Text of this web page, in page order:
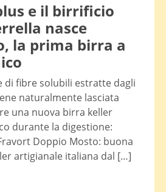
e il birrificio
nasce
la prima birra a
di fibre solubili estratte dagli
naturalmente lasciata
una nuova birra keller
durante la digestione:
Doppio Mosto: buona
artigianale italiana dal […]